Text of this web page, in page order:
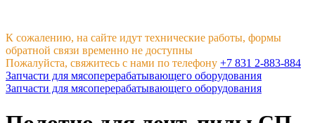
К сожалению, на сайте идут технические работы, формы
обратной связи временно не доступны
Пожалуйста, свяжитесь с нами по телефону +7 831 2-883-884
Запчасти для мясоперерабатывающего оборудования
Запчасти для мясоперерабатывающего оборудования